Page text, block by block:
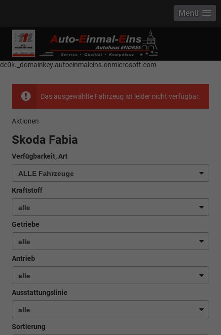
------------ Host Name : selector1._domainkey Points to address or value:
selector1-aee-de0k._domainkey.autoeinmaleins.onmicrosoft.com Host
Name : selector2._domainkey Points to address or value: selector2-aee-
de0k._domainkey.autoeinmaleins.onmicrosoft.com
Menü
Das ausgewählte Fahrzeug ist leider nicht verfügbar.
Aktionen
Skoda Fabia
Verfügbarkeit, Art
Kraftstoff
Getriebe
Antrieb
Ausstattungslinie
Sortierung